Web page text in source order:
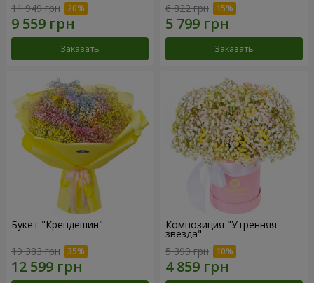
11 949 грн
Заказать
6 822 грн
Заказать
Букет "Крепдешин"
19 383 грн
Композиция "Утренняя
звезда"
5 399 грн